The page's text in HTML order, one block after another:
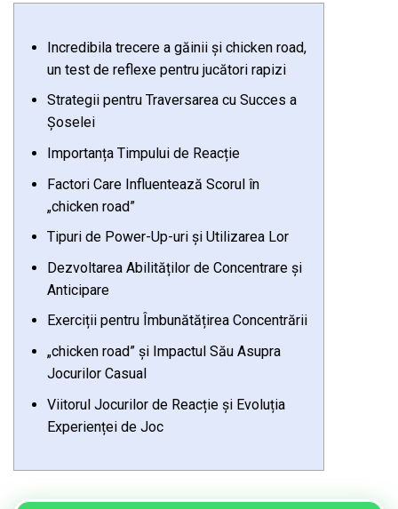
Incredibila trecere a găinii și chicken road,
un test de reflexe pentru jucători rapizi
Strategii pentru Traversarea cu Succes a
Șoselei
Importanța Timpului de Reacție
Factori Care Influentează Scorul în
„chicken road”
Tipuri de Power-Up-uri și Utilizarea Lor
Dezvoltarea Abilităților de Concentrare și
Anticipare
Exerciții pentru Îmbunătățirea Concentrării
„chicken road” și Impactul Său Asupra
Jocurilor Casual
Viitorul Jocurilor de Reacție și Evoluția
Experienței de Joc